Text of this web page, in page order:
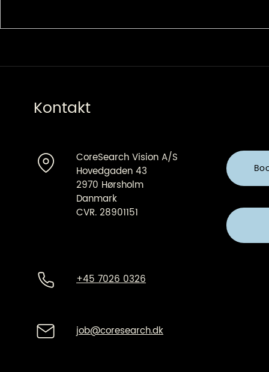
Kontakt
CoreSearch Vision A/S
Hovedgaden 43
2970 Hørsholm
Danmark
CVR. 28901151
+45 7026 0326
job@coresearch.dk